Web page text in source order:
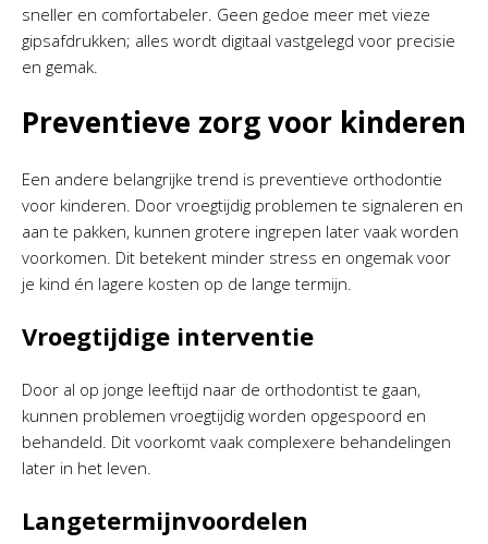
sneller en comfortabeler. Geen gedoe meer met vieze
gipsafdrukken; alles wordt digitaal vastgelegd voor precisie
en gemak.
Preventieve zorg voor kinderen
Een andere belangrijke trend is preventieve orthodontie
voor kinderen. Door vroegtijdig problemen te signaleren en
aan te pakken, kunnen grotere ingrepen later vaak worden
voorkomen. Dit betekent minder stress en ongemak voor
je kind én lagere kosten op de lange termijn.
Vroegtijdige interventie
Door al op jonge leeftijd naar de orthodontist te gaan,
kunnen problemen vroegtijdig worden opgespoord en
behandeld. Dit voorkomt vaak complexere behandelingen
later in het leven.
Langetermijnvoordelen